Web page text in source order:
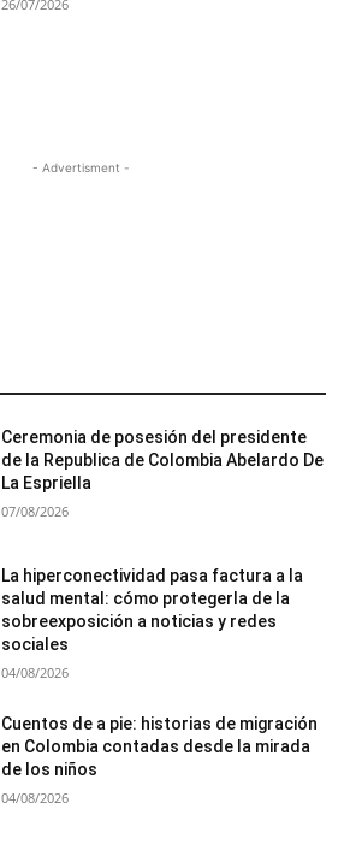
26/07/2026
- Advertisment -
Ceremonia de posesión del presidente
de la Republica de Colombia Abelardo De
La Espriella
07/08/2026
La hiperconectividad pasa factura a la
salud mental: cómo protegerla de la
sobreexposición a noticias y redes
sociales
04/08/2026
Cuentos de a pie: historias de migración
en Colombia contadas desde la mirada
de los niños
04/08/2026